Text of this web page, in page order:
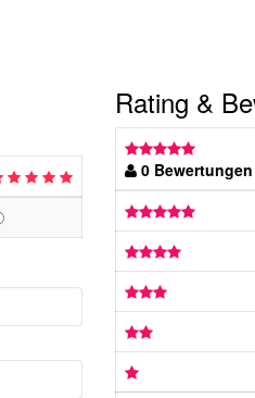
Rating &
0 Bewertungen